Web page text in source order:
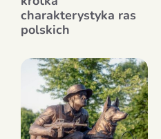
charakterystyka ras
polskich